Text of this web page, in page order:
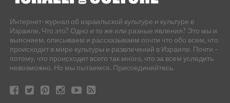
Интернет-журнал об израильской культуре и культуре в
Израиле. Что это? Одно и то же или разные явления? Это мы и
выясняем, описываем и рассказываем почти что обо всем, что
происходит в мире культуры и развлечений в Израиле. Почти -
потому, что происходит всего так много, что за всем уследить
невозможно. Но мы пытаемся. Присоединяйтесь.